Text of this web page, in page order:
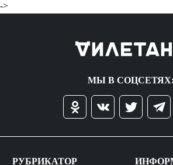
->
МЫ В СОЦСЕТЯХ:
РУБРИКАТОР